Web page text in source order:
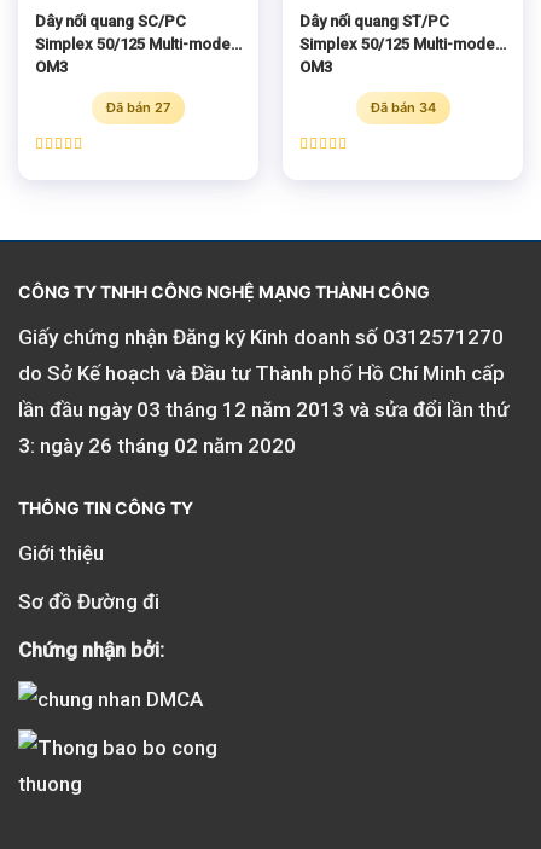
Dây nối quang SC/PC
Simplex 50/125 Multi-mode
OM3
Đã bán 27
hạng5.00
Dây nối quang ST/PC
Simplex 50/125 Multi-mode
OM3
Đã bán 34
hạng5.00
CÔNG TY TNHH CÔNG NGHỆ MẠNG THÀNH CÔNG
Giấy chứng nhận Đăng ký Kinh doanh số 0312571270
do Sở Kế hoạch và Đầu tư Thành phố Hồ Chí Minh cấp
lần đầu ngày 03 tháng 12 năm 2013 và sửa đổi lần thứ
3: ngày 26 tháng 02 năm 2020
THÔNG TIN CÔNG TY
Giới thiệu
Sơ đồ Đường đi
Chứng nhận bởi: